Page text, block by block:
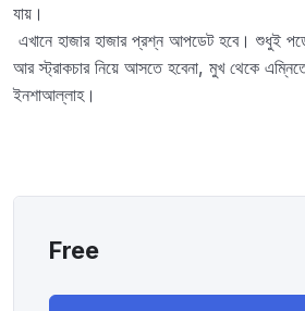
যায়।
এখানে হাজার হাজার প্রশ্ন আপডেট হবে। শুধুই
আর স্ট্রাকচার নিয়ে আসতে হবেনা, মুখ থেকে
ইনশাআল্লাহ।
Free